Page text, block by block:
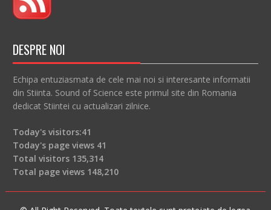
DESPRE NOI
Echipa entuziasmata de cele mai noi si interesante informatii
din Stiinta. Sound of Science este primul site din Romania
dedicat Stiintei cu actualizari zilnice.
Today's visitors:41
Today's page views 41
Total visitors 135,314
Total page views 148,210